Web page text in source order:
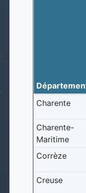
Charente
Charente-
Maritime
Corrèze
Creuse